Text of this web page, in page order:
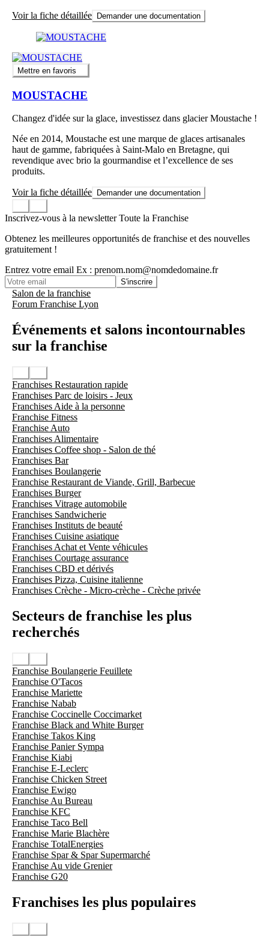
Voir la fiche détaillée Demander une documentation
Mettre en favoris
MOUSTACHE
Changez d'idée sur la glace, investissez dans glacier Moustache !
Née en 2014, Moustache est une marque de glaces artisanales
haut de gamme, fabriquées à Saint-Malo en Bretagne, qui
revendique avec brio la gourmandise et l’excellence de ses
produits.
Voir la fiche détaillée Demander une documentation
Inscrivez-vous à la newsletter Toute la Franchise
Obtenez les meilleures opportunités de franchise et des nouvelles
gratuitement !
Entrez votre email Ex : prenom.nom@nomdedomaine.fr
S'inscrire
Salon de la franchise
Forum Franchise Lyon
Événements et salons incontournables
sur la franchise
Franchises Restauration rapide
Franchises Parc de loisirs - Jeux
Franchises Aide à la personne
Franchise Fitness
Franchise Auto
Franchises Alimentaire
Franchises Coffee shop - Salon de thé
Franchises Bar
Franchises Boulangerie
Franchise Restaurant de Viande, Grill, Barbecue
Franchises Burger
Franchises Vitrage automobile
Franchises Sandwicherie
Franchises Instituts de beauté
Franchises Cuisine asiatique
Franchises Achat et Vente véhicules
Franchises Courtage assurance
Franchises CBD et dérivés
Franchises Pizza, Cuisine italienne
Franchises Crèche - Micro-crèche - Crèche privée
Secteurs de franchise les plus
recherchés
Franchise Boulangerie Feuillete
Franchise O'Tacos
Franchise Mariette
Franchise Nabab
Franchise Coccinelle Coccimarket
Franchise Black and White Burger
Franchise Takos King
Franchise Panier Sympa
Franchise Kiabi
Franchise E-Leclerc
Franchise Chicken Street
Franchise Ewigo
Franchise Au Bureau
Franchise KFC
Franchise Taco Bell
Franchise Marie Blachère
Franchise TotalEnergies
Franchise Spar & Spar Supermarché
Franchise Au vide Grenier
Franchise G20
Franchises les plus populaires